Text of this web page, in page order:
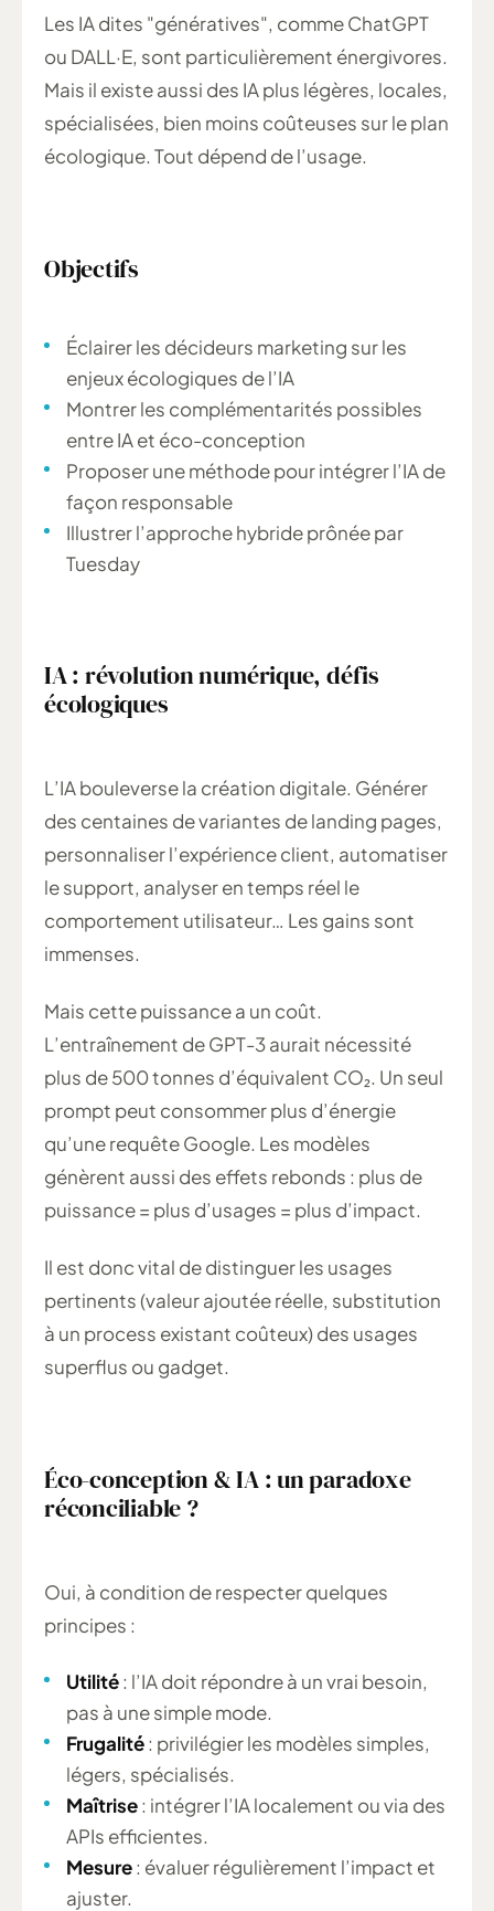
Les IA dites "génératives", comme ChatGPT
ou DALL·E, sont particulièrement énergivores.
Mais il existe aussi des IA plus légères, locales,
spécialisées, bien moins coûteuses sur le plan
écologique. Tout dépend de l’usage.
Objectifs
Éclairer les décideurs marketing sur les
enjeux écologiques de l’IA
Montrer les complémentarités possibles
entre IA et éco-conception
Proposer une méthode pour intégrer l’IA de
façon responsable
Illustrer l’approche hybride prônée par
Tuesday
IA : révolution numérique, défis
écologiques
L’IA bouleverse la création digitale. Générer
des centaines de variantes de landing pages,
personnaliser l’expérience client, automatiser
le support, analyser en temps réel le
comportement utilisateur… Les gains sont
immenses.
Mais cette puissance a un coût.
L’entraînement de GPT-3 aurait nécessité
plus de 500 tonnes d’équivalent CO₂. Un seul
prompt peut consommer plus d’énergie
qu’une requête Google. Les modèles
génèrent aussi des effets rebonds : plus de
puissance = plus d’usages = plus d’impact.
Il est donc vital de distinguer les usages
pertinents (valeur ajoutée réelle, substitution
à un process existant coûteux) des usages
superflus ou gadget.
Éco-conception & IA : un paradoxe
réconciliable ?
Oui, à condition de respecter quelques
principes :
Utilité: l’IA doit répondre à un vrai besoin,
pas à une simple mode.
Frugalité: privilégier les modèles simples,
légers, spécialisés.
Maîtrise: intégrer l’IA localement ou via des
APIs efficientes.
Mesure: évaluer régulièrement l’impact et
ajuster.